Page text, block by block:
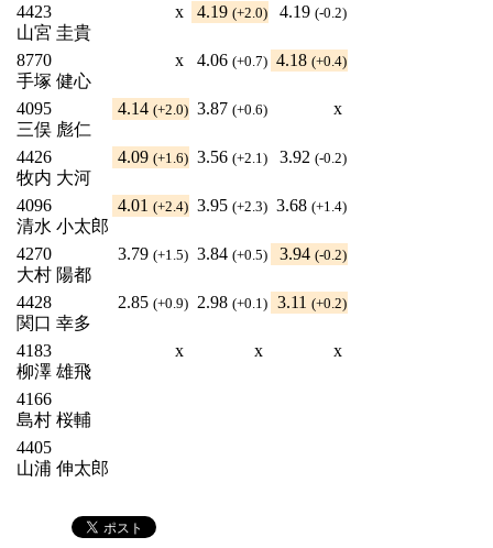
4423
山宮 圭貴
x 4.19 (+2.0) 4.19 (-0.2)
8770
手塚 健心
x 4.06 (+0.7) 4.18 (+0.4)
4095
三俣 彪仁
4.14 (+2.0) 3.87 (+0.6) x
4426
牧内 大河
4.09 (+1.6) 3.56 (+2.1) 3.92 (-0.2)
4096
清水 小太郎
4.01 (+2.4) 3.95 (+2.3) 3.68 (+1.4)
4270
大村 陽都
3.79 (+1.5) 3.84 (+0.5) 3.94 (-0.2)
4428
関口 幸多
2.85 (+0.9) 2.98 (+0.1) 3.11 (+0.2)
4183
柳澤 雄飛
x x x
4166
島村 桜輔
4405
山浦 伸太郎